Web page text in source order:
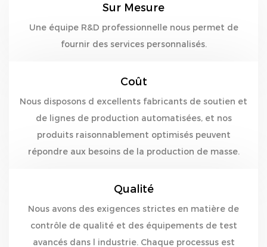
Sur Mesure
Une équipe R&D professionnelle nous permet de
fournir des services personnalisés.
Coût
Nous disposons d excellents fabricants de soutien et
de lignes de production automatisées, et nos
produits raisonnablement optimisés peuvent
répondre aux besoins de la production de masse.
Qualité
Nous avons des exigences strictes en matière de
contrôle de qualité et des équipements de test
avancés dans l industrie. Chaque processus est